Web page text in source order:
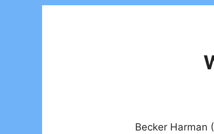
Becker Harman